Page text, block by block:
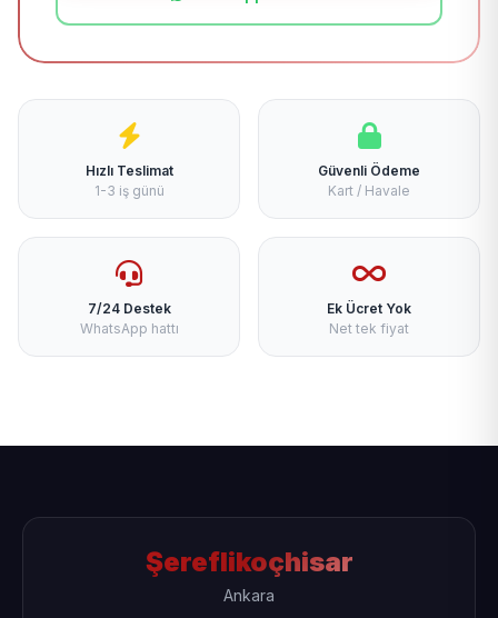
Hızlı Teslimat
1-3 iş günü
Güvenli Ödeme
Kart / Havale
7/24 Destek
WhatsApp hattı
Ek Ücret Yok
Net tek fiyat
Şereflikoçhisar
Ankara